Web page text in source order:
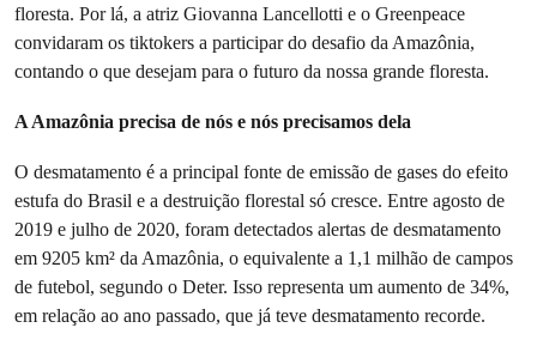
floresta. Por lá, a atriz Giovanna Lancellotti e o Greenpeace
convidaram os tiktokers a participar do desafio da Amazônia,
contando o que desejam para o futuro da nossa grande floresta.
A Amazônia precisa de nós e nós precisamos dela
O desmatamento é a principal fonte de emissão de gases do efeito
estufa do Brasil e a destruição florestal só cresce. Entre agosto de
2019 e julho de 2020, foram detectados alertas de desmatamento
em 9205 km² da Amazônia, o equivalente a 1,1 milhão de campos
de futebol, segundo o Deter. Isso representa um aumento de 34%,
em relação ao ano passado, que já teve desmatamento recorde.